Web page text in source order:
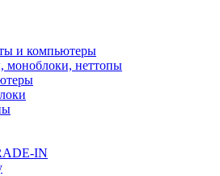
и компьютеры
моноблоки, неттопы
IN